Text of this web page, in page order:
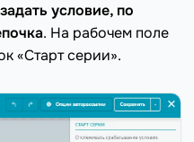
условие, по
. На рабочем поле
«Старт серии».